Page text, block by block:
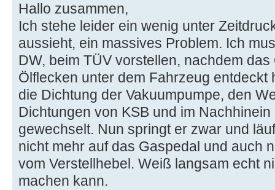
Hallo zusammen,
Ich stehe leider ein wenig unter
aussieht, ein massives Problem. Ich
DW, beim TÜV vorstellen, nachdem
Ölflecken unter dem Fahrzeug entdeckt
die Dichtung der Vakuumpumpe, den
Dichtungen von KSB und im
gewechselt. Nun springt er zwar und
nicht mehr auf das Gaspedal und auch
vom Verstellhebel. Weiß langsam echt
machen kann.